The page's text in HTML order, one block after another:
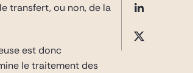
transfert, ou non, de la
est donc
le traitement des